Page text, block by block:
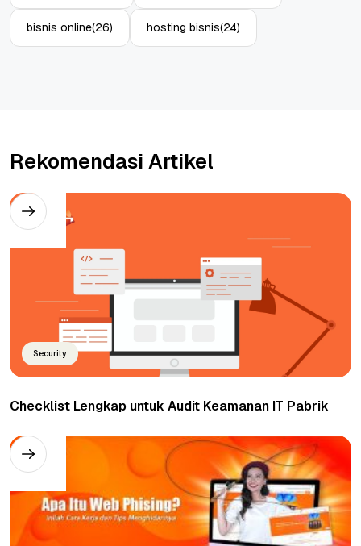
bisnis online(26) hosting bisnis(24)
Rekomendasi Artikel
Security
Checklist Lengkap untuk Audit Keamanan IT Pabrik